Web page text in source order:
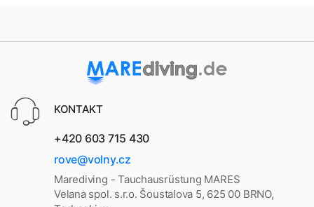
KONTAKT
+420 603 715 430
rove@volny.cz
Marediving - Tauchausrüstung MARES
Velana spol. s.r.o. Šoustalova 5, 625 00 BRNO,